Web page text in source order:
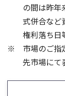
25/06
25/04
10
の間は昨年
式併合など
権利落ち日
市場のご指
先市場にて